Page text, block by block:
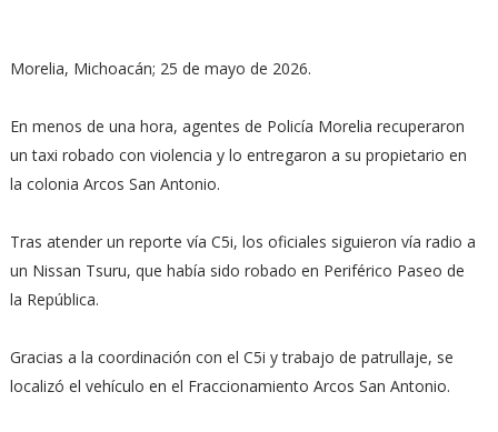
Morelia, Michoacán; 25 de mayo de 2026.
En menos de una hora, agentes de Policía Morelia recuperaron
un taxi robado con violencia y lo entregaron a su propietario en
la colonia Arcos San Antonio.
Tras atender un reporte vía C5i, los oficiales siguieron vía radio a
un Nissan Tsuru, que había sido robado en Periférico Paseo de
la República.
Gracias a la coordinación con el C5i y trabajo de patrullaje, se
localizó el vehículo en el Fraccionamiento Arcos San Antonio.